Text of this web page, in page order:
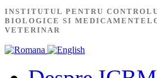
INSTITUTUL PENTRU
BIOLOGICE SI
VETERINAR